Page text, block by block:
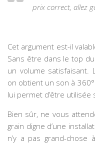
prix correct, allez
Cet argument est-il
Sans être dans le top
un volume
on obtient un son à
lui permet d’être
Bien sûr, ne vous
grain digne d’une
n’y a pas grand-chose